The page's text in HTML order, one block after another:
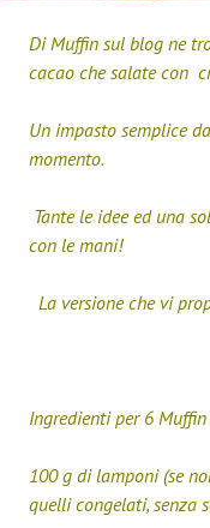
Di Muffin sul blog ne
cacao che salate con
Un impasto semplice
momento.
Tante le idee ed una
con le mani!
La versione che vi
Ingredienti per 6 Muffin
100 g di lamponi (se
quelli congelati, senza